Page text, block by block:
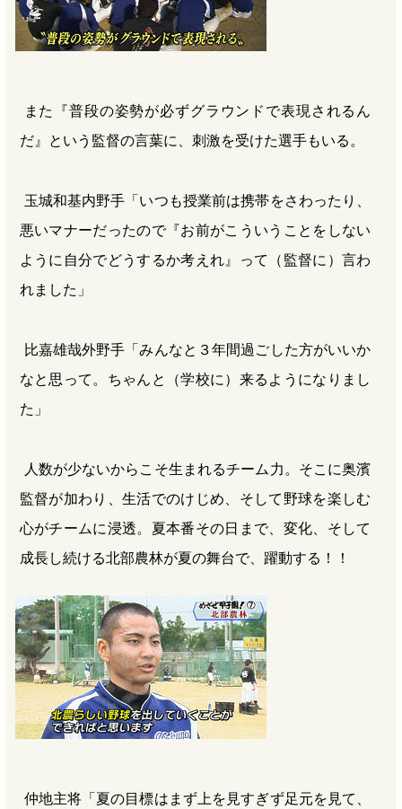
また『普段の姿勢が必ずグラウンドで表現されるん
だ』という監督の言葉に、刺激を受けた選手もいる。
玉城和基内野手「いつも授業前は携帯をさわったり、
悪いマナーだったので『お前がこういうことをしない
ように自分でどうするか考えれ』って（監督に）言わ
れました」
比嘉雄哉外野手「みんなと３年間過ごした方がいいか
なと思って。ちゃんと（学校に）来るようになりまし
た」
人数が少ないからこそ生まれるチーム力。そこに奥濱
監督が加わり、生活でのけじめ、そして野球を楽しむ
心がチームに浸透。夏本番その日まで、変化、そして
成長し続ける北部農林が夏の舞台で、躍動する！！
仲地主将「夏の目標はまず上を見すぎず足元を見て、